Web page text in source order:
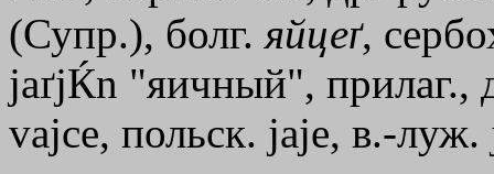
(Супр.), болг. яйцеґ,
jaґjЌn "яичный", прилаг.,
vаjсе, польск. jаjе, в.-